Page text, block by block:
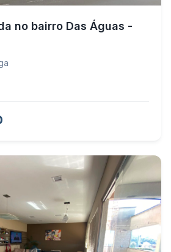
no bairro Das Águas -